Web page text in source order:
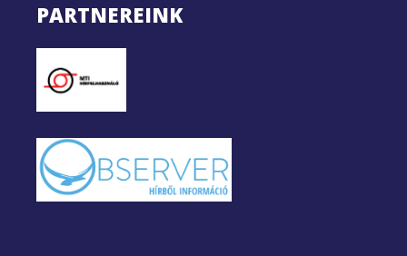
PARTNEREINK